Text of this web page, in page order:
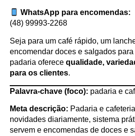
WhatsApp para encomendas:
(48) 99993-2268
Seja para um café rápido, um
encomendar doces e salgados
padaria oferece qualidade,
para os clientes.
Palavra-chave (foco): padaria e
Meta descrição: Padaria e
novidades diariamente, sistema
servem e encomendas de doces e